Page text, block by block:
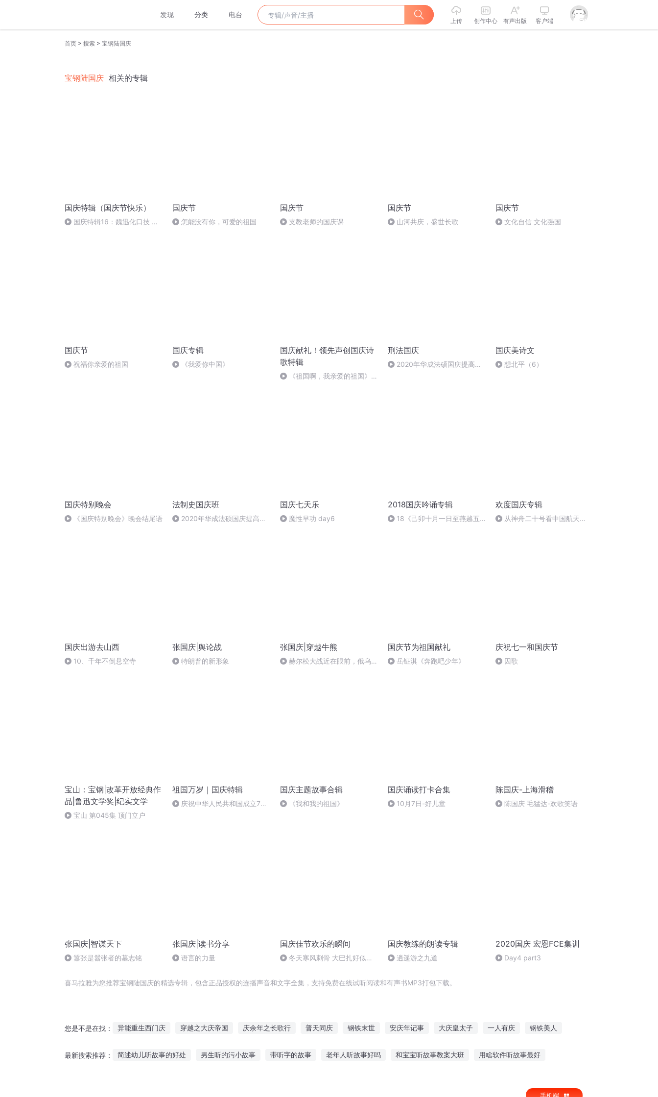
发现 分类 电台
上传 创作中心 有声出版 客户端
首页 > 搜索 > 宝钢陆国庆
宝钢陆国庆 相关的专辑
国庆特辑（国庆节快乐）
国庆特辑16：魏迅化口技 二
国庆节
怎能没有你，可爱的祖国
国庆节
支教老师的国庆课
国庆节
山河共庆，盛世长歌
国庆节
文化自信 文化强国
国庆节
祝福你亲爱的祖国
国庆专辑
《我爱你中国》
国庆献礼！领先声创国庆诗
歌特辑
《祖国啊，我亲爱的祖国》温
刑法国庆
2020年华成法硕国庆提高班
国庆美诗文
想北平（6）
国庆特别晚会
《国庆特别晚会》晚会结尾语
法制史国庆班
2020年华成法硕国庆提高班
国庆七天乐
魔性早功 day6
2018国庆吟诵专辑
18《己卯十月一日至燕越五
欢度国庆专辑
从神舟二十号看中国航天
国庆出游去山西
10、千年不倒悬空寺
张国庆|舆论战
特朗普的新形象
张国庆|穿越牛熊
赫尔松大战近在眼前，俄乌冲
国庆节为祖国献礼
岳钲淇《奔跑吧少年》
庆祝七一和国庆节
囚歌
宝山：宝钢|改革开放经典作
品|鲁迅文学奖|纪实文学
宝山 第045集 顶门立户
祖国万岁｜国庆特辑
庆祝中华人民共和国成立73
国庆主题故事合辑
《我和我的祖国》
国庆诵读打卡合集
10月7日-好儿童
陈国庆-上海滑稽
陈国庆 毛猛达-欢歌笑语
张国庆|智谋天下
嚣张是嚣张者的墓志铭
张国庆|读书分享
语言的力量
国庆佳节欢乐的瞬间
冬天寒风刺骨 大巴扎好似温
国庆教练的朗读专辑
逍遥游之九道
2020国庆 宏恩FCE集训
Day4 part3
喜马拉雅为您推荐宝钢陆国庆的精选专辑，包含正品授权的连播声音和文字全集，支持免费在线试听阅读和有声书MP3打包下载。
您是不是在找： 异能重生西门庆 穿越之大庆帝国 庆余年之长歌行 普天同庆 钢铁末世 安庆年记事 大庆皇太子 一人有庆 钢铁美人
最新搜索推荐： 简述幼儿听故事的好处 男生听的污小故事 带听字的故事 老年人听故事好吗 和宝宝听故事教案大班 用啥软件听故事最好